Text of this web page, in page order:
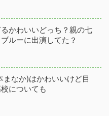
かわいいどっち？親の七
ルーに出演してた？
まなか)はかわいいけど目
についても